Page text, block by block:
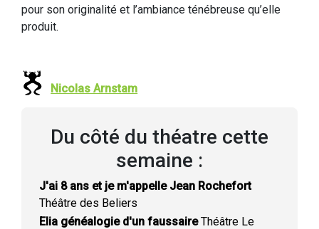
pour son originalité et l’ambiance ténébreuse qu’elle
produit.
Nicolas Arnstam
Du côté du théatre cette
semaine :
J'ai 8 ans et je m'appelle Jean Rochefort
Théâtre des Beliers
Elia généalogie d'un faussaireThéâtre Le